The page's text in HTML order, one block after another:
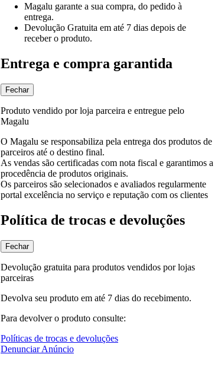
Magalu garante a sua compra, do pedido à
entrega.
Devolução Gratuita em até 7 dias depois de
receber o produto.
Entrega e compra garantida
Fechar
Produto vendido por loja parceira e entregue pelo
Magalu
O Magalu se responsabiliza pela entrega dos produtos de
parceiros até o destino final.
As vendas são certificadas com nota fiscal e garantimos a
procedência de produtos originais.
Os parceiros são selecionados e avaliados regularmente
portal excelência no serviço e reputação com os clientes
Política de trocas e devoluções
Fechar
Devolução gratuita para produtos vendidos por lojas
parceiras
Devolva seu produto em até 7 dias do recebimento.
Para devolver o produto consulte:
Políticas de trocas e devoluções
Denunciar Anúncio